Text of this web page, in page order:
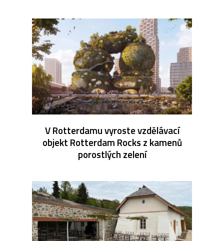
V Rotterdamu vyroste vzdělávací
objekt Rotterdam Rocks z kamenů
porostlých zelení